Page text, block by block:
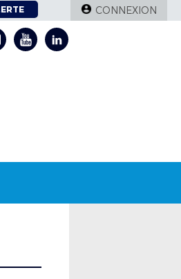
CONNEXION